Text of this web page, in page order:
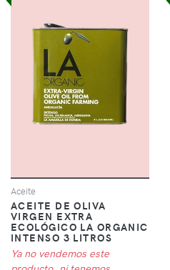
Aceite
ACEITE DE OLIVA
VIRGEN EXTRA
ECOLÓGICO LA ORGANIC
INTENSO 3 LITROS
Ya no vendemos este